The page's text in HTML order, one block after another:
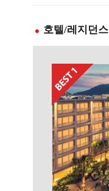
● 호텔/레지던스